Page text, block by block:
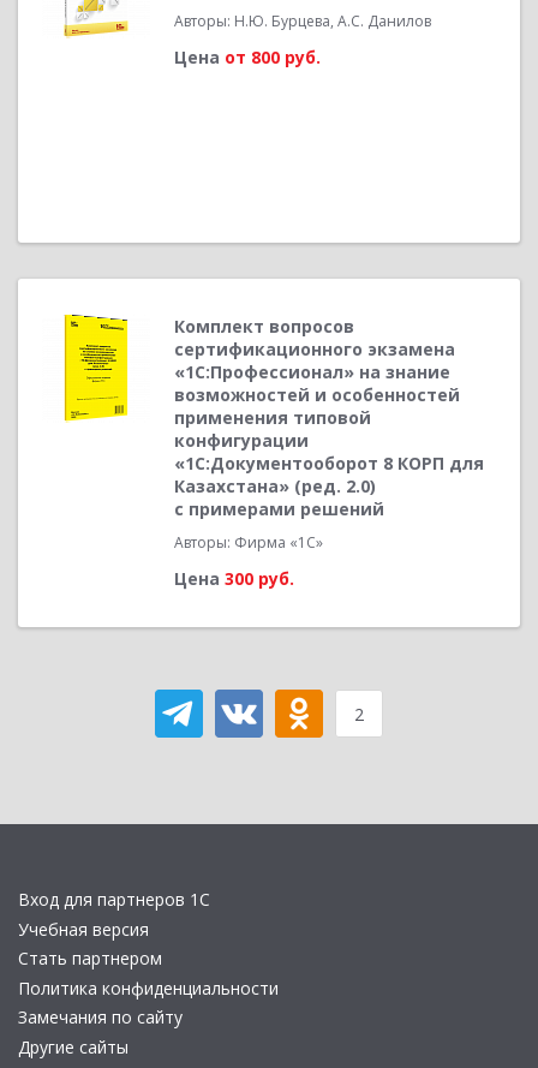
Авторы: Н.Ю. Бурцева, А.С. Данилов
Цена от 800 руб.
Комплект вопросов
сертификационного экзамена
«1С:Профессионал» на знание
возможностей и особенностей
применения типовой
конфигурации
«1С:Документооборот 8 КОРП для
Казахстана» (ред. 2.0)
с примерами решений
Авторы: Фирма «1С»
Цена 300 руб.
2
Вход для партнеров 1С
Учебная версия
Стать партнером
Политика конфиденциальности
Замечания по сайту
Другие сайты